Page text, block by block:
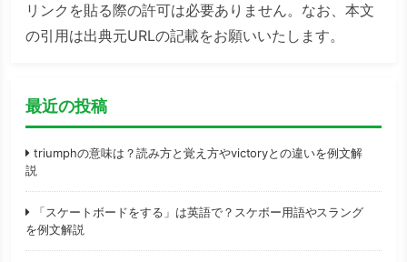
リンクを貼る際の許可は必要ありません。なお、本文
の引用は出典元URLの記載をお願いいたします。
最近の投稿
triumphの意味は？読み方と覚え方やvictoryとの違いを例文解
説
「スケートボードをする」は英語で？スケボー用語やスラング
を例文解説